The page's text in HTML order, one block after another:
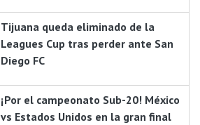
Tijuana queda eliminado de la
Leagues Cup tras perder ante San
Diego FC
¡Por el campeonato Sub-20! México
vs Estados Unidos en la gran final